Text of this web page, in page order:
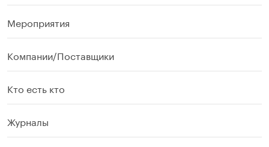
Мероприятия
Компании/Поставщики
Кто есть кто
Журналы